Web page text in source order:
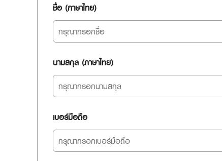
ชื่อ (ภาษาไทย)
นามสกุล (ภาษาไทย)
เบอร์มือถือ